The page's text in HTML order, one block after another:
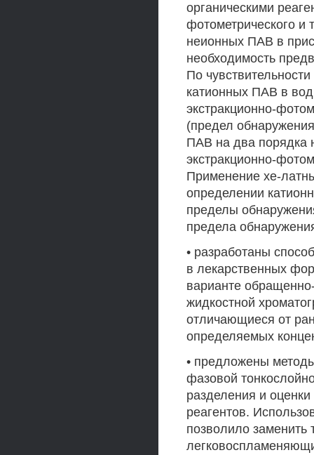
органическими
фотометрического и
неионных ПАВ в
необходимость
По
катионных ПАВ в
экстракционно-
(предел
ПАВ на два порядка
экстракционно-
Применение хе-
определении
пределы
предела
• разработаны
в лекарственных
варианте
жидкостной
отличающиеся от
определяемых
• предложены
фазовой
разделения и оценки
реагентов.
позволило заменить